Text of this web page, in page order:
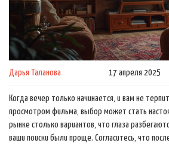
Дарья Таланова 17 апреля 2025
Когда вечер только начинается, и вам не
просмотром фильма, выбор может стать
рынке столько вариантов, что глаза
ваши поиски были проще. Согласитесь, что